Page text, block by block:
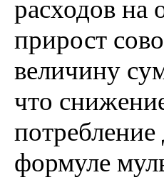
расходов на
прирост
величину
что
формуле